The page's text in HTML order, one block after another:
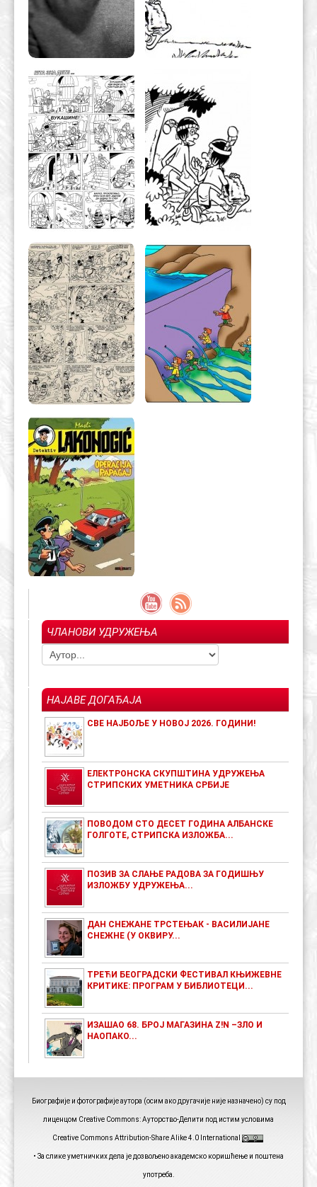
ЧЛАНОВИ УДРУЖЕЊА
НАЈАВЕ ДОГАЂАЈА
СВЕ НАЈБОЉЕ У НОВОЈ 2026. ГОДИНИ!
ЕЛЕКТРОНСКА СКУПШТИНА УДРУЖЕЊА
СТРИПСКИХ УМЕТНИКА СРБИЈЕ
ПОВОДОМ СТО ДЕСЕТ ГОДИНА АЛБАНСКЕ
ГОЛГОТЕ, СТРИПСКА ИЗЛОЖБА...
ПОЗИВ ЗА СЛАЊЕ РАДОВА ЗА ГОДИШЊУ
ИЗЛОЖБУ УДРУЖЕЊА...
ДАН СНЕЖАНЕ ТРСТЕЊАК - ВАСИЛИЈАНЕ
СНЕЖНЕ (У ОКВИРУ...
ТРЕЋИ БЕОГРАДСКИ ФЕСТИВАЛ КЊИЖЕВНЕ
КРИТИКЕ: ПРОГРАМ У БИБЛИОТЕЦИ...
ИЗАШАО 68. БРОЈ МАГАЗИНА Z!N –ЗЛО И
НАОПАКО...
Биографије и фотографије аутора (осим ако другачије није назначено) су под
лиценцом Creative Commons: Ауторство-Делити под истим условима
Creative Commons Attribution-Share Alike 4.0 International
• За слике уметничких дела је дозвољено академско коришћење и поштена
употреба.